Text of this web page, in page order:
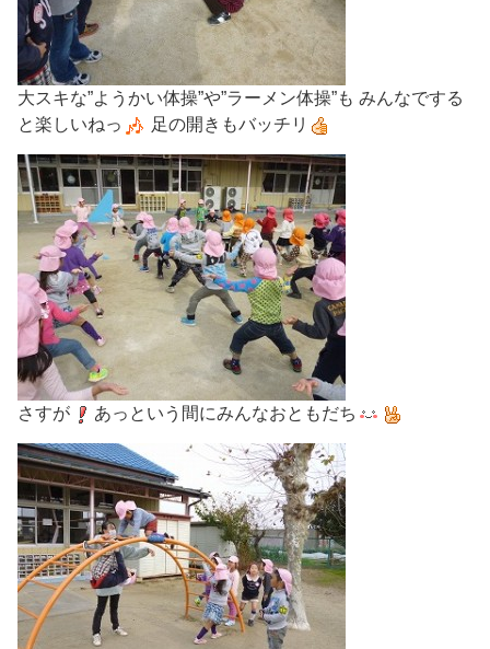
大スキな”ようかい体操”や”ラーメン体操”も みんなでする
と楽しいねっ
足の開きもバッチリ
さすが あっという間にみんなおともだち